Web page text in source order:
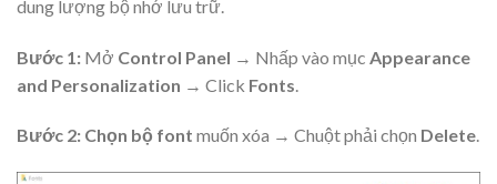
dung lượng bộ nhớ lưu trữ.
Bước 1: Mở Control Panel → Nhấp vào mục Appearance
and Personalization → Click Fonts
Bước 2: Chọn bộ font muốn xóa → Chuột phải chọn Delete.